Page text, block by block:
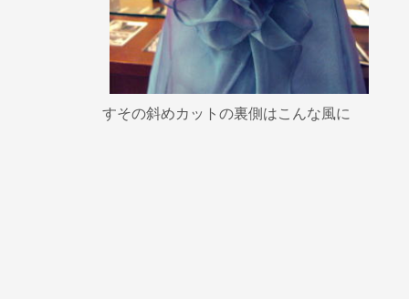
すその斜めカットの裏側はこんな風に